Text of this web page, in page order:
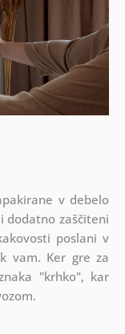
v debelo
dodatno zaščiteni
poslani v
vam. Ker gre za
"krhko", kar